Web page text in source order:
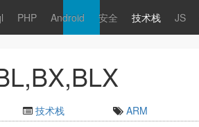
PHP Android 安全 技术栈 JS
技术栈 ARM